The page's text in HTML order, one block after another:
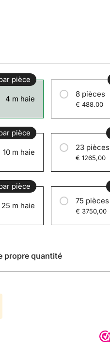
pièce
4 m haie
8 pièces
€ 488.00
pièce
10 m haie
23 pièces
€ 1265,00
pièce
25 m haie
75 pièces
€ 3750,00
propre quantité